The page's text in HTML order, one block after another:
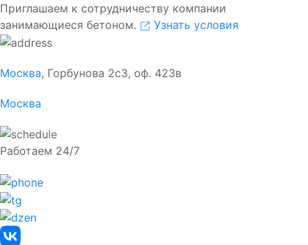
Приглашаем к сотрудничеству компании
занимающиеся бетоном.
Узнать условия
Москва, Горбунова 2с3, оф. 423в
Москва
Работаем 24/7